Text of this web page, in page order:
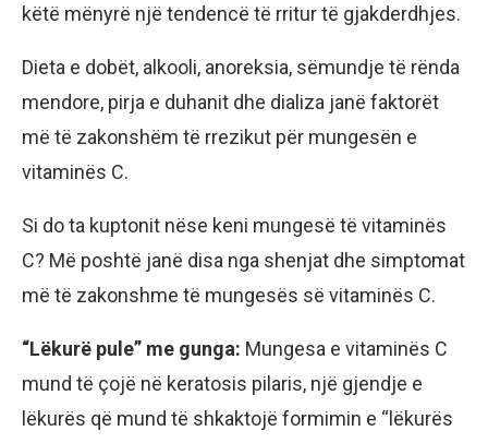
këtë mënyrë një tendencë të rritur të gjakderdhjes.
Dieta e dobët, alkooli, anoreksia, sëmundje të rënda
mendore, pirja e duhanit dhe dializa janë faktorët
më të zakonshëm të rrezikut për mungesën e
vitaminës C.
Si do ta kuptonit nëse keni mungesë të vitaminës
C? Më poshtë janë disa nga shenjat dhe simptomat
më të zakonshme të mungesës së vitaminës C.
“Lëkurë pule” me gunga: Mungesa e vitaminës C
mund të çojë në keratosis pilaris, një gjendje e
lëkurës që mund të shkaktojë formimin e “lëkurës